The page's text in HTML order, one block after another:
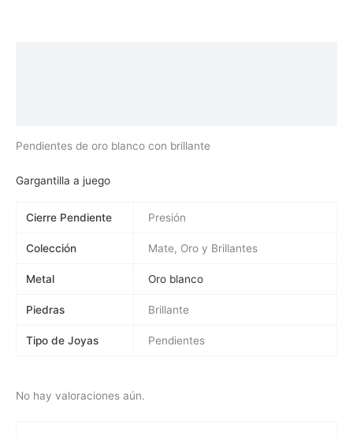
Pendientes de oro blanco con brillante
Gargantilla a juego
Cierre Pendiente Presión
Colección Mate, Oro y Brillantes
Metal Oro blanco
Piedras Brillante
Tipo de Joyas Pendientes
No hay valoraciones aún.